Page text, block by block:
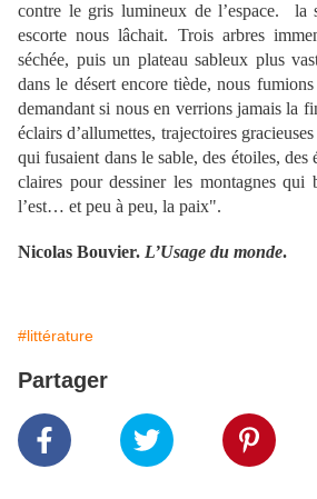
contre le gris lumineux de l’espace. la
escorte nous lâchait. Trois arbres
séchée, puis un plateau sableux plus
dans le désert encore tiède, nous
demandant si nous en verrions jamais la
éclairs d’allumettes, trajectoires
qui fusaient dans le sable, des étoiles, des
claires pour dessiner les montagnes qui
l’est… et peu à peu, la paix".
Nicolas Bouvier. L’Usage du monde.
#littérature
Partager